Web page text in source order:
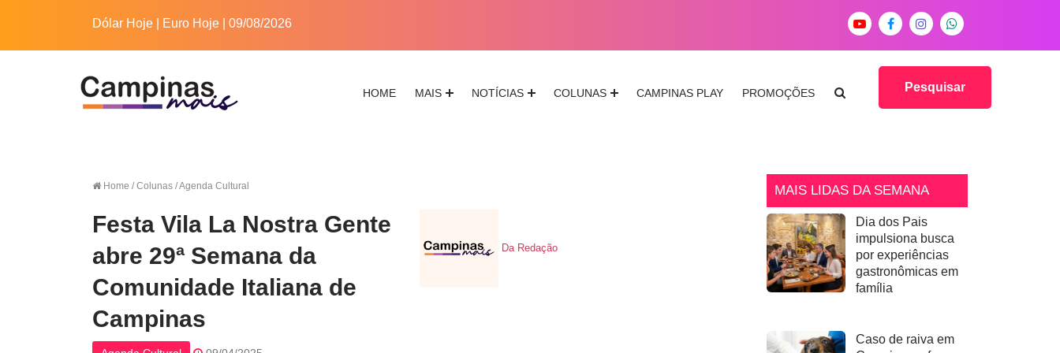
Dólar Hoje Euro Hoje | 09/08/2026
HOME MAIS NOTÍCIAS COLUNAS CAMPINAS PLAY PROMOÇÕES Pesquisar
Home / Colunas / Agenda Cultural
Festa Vila La Nostra Gente
abre 29ª Semana da
Comunidade Italiana de
Campinas
Da Redação
MAIS LIDAS DA SEMANA
Dia dos Pais
impulsiona busca
por experiências
gastronômicas em
família
Caso de raiva em